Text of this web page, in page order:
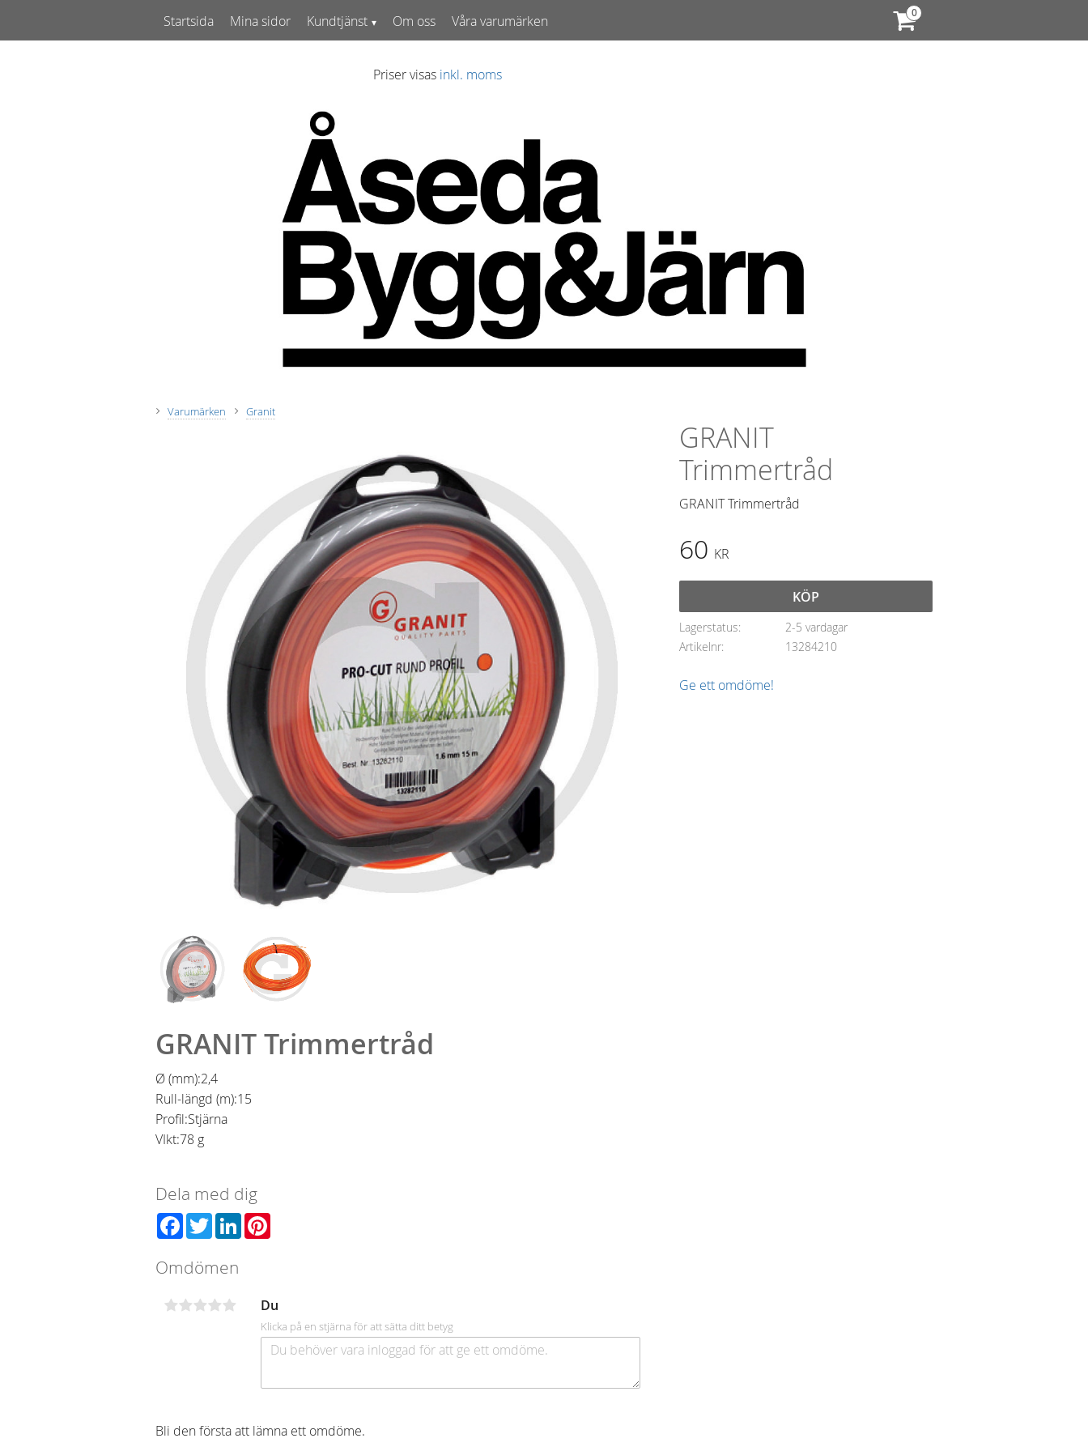
Priser visas inkl. moms
Startsida Mina sidor Kundtjänst Om oss Våra varumärken
Varumärken Granit
GRANIT
Trimmertråd
GRANIT Trimmertråd
60 KR
KÖP
Lagerstatus
2-5 vardagar
Artikelnr
13284210
Ge ett omdöme!
GRANIT Trimmertråd
Ø (mm):2,4
Rull-längd (m):15
Profil:Stjärna
VIkt:78 g
Dela med dig
Facebook
TwitterLinkedIn
Omdömen
Du
Klicka på en stjärna för att sätta ditt betyg
Bli den första att lämna ett omdöme.